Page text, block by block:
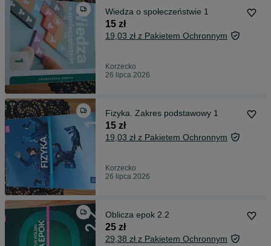
Wiedza o społeczeństwie 1
15 zł
19,03 zł z Pakietem Ochronnym
Korzecko
26 lipca 2026
Fizyka. Zakres podstawowy 1
15 zł
19,03 zł z Pakietem Ochronnym
Korzecko
26 lipca 2026
Oblicza epok 2.2
25 zł
29,38 zł z Pakietem Ochronnym